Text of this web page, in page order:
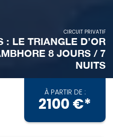
CIRCUIT PRIVATIF
: LE TRIANGLE D’OR
8 JOURS / 7
NUITS
À PARTIR DE :
2100 €*